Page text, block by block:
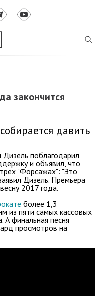
закончится
давить
поблагодарил
и объявил, что
"Форсажах": "Это
Дизель. Премьера
2017 года.
более 1,3
из пяти самых кассовых
А финальная песня
просмотров на